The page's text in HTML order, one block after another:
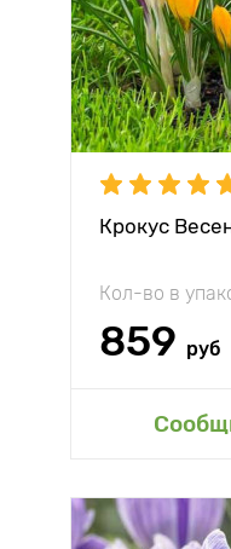
Крокус
Кол-во в
859 руб